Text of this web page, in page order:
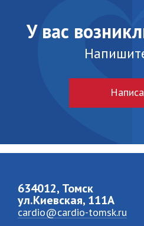
У вас
634012, Томск
ул.Киевская, 111A
cardio@cardio-tomsk.ru